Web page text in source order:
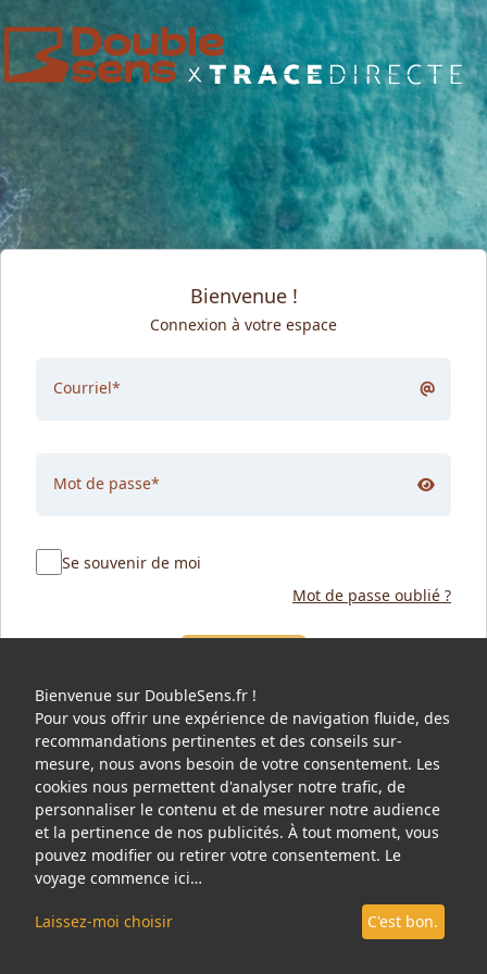
Bienvenue !
Connexion à votre espace
Courriel*
Mot de passe*
Se souvenir de moi
Mot de passe oublié ?
Bienvenue sur DoubleSens.fr !
Pour vous offrir une expérience de navigation fluide, des
recommandations pertinentes et des conseils sur-
mesure, nous avons besoin de votre consentement. Les
cookies nous permettent d'analyser notre trafic, de
personnaliser le contenu et de mesurer notre audience
et la pertinence de nos publicités. À tout moment, vous
pouvez modifier ou retirer votre consentement. Le
voyage commence ici…
Laissez-moi choisir C'est bon.